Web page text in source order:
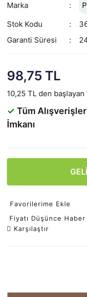
Marka
Stok Kodu
Garanti Süresi
98,75 TL
10,25 TL den
✓ Tüm
İmkanı
Favorilerime Ekle
Fiyatı Düşünce Haber
Karşılaştır